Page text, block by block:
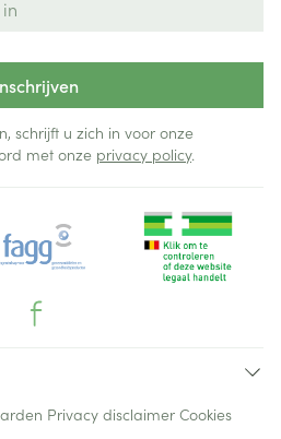
schrijft u zich in voor onze
met onze privacy policy.
Privacy disclaimer Cookies